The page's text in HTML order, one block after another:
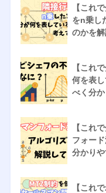
【これ
をn乗し
のかを
【これ
何を表
べく分
【これ
フォー
分かり
【これ